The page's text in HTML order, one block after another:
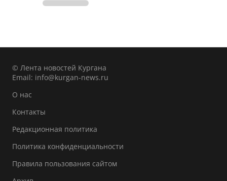
© Лента новостей Кургана
Email: info@kurgan-news.ru
О нас
Контакты
Редакционная политика
Политика конфиденциальности
Правила пользования сайтом